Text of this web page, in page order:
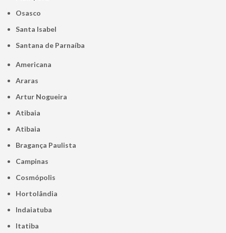
Osasco
Santa Isabel
Santana de Parnaíba
Americana
Araras
Artur Nogueira
Atibaia
Atibaia
Bragança Paulista
Campinas
Cosmópolis
Hortolândia
Indaiatuba
Itatiba